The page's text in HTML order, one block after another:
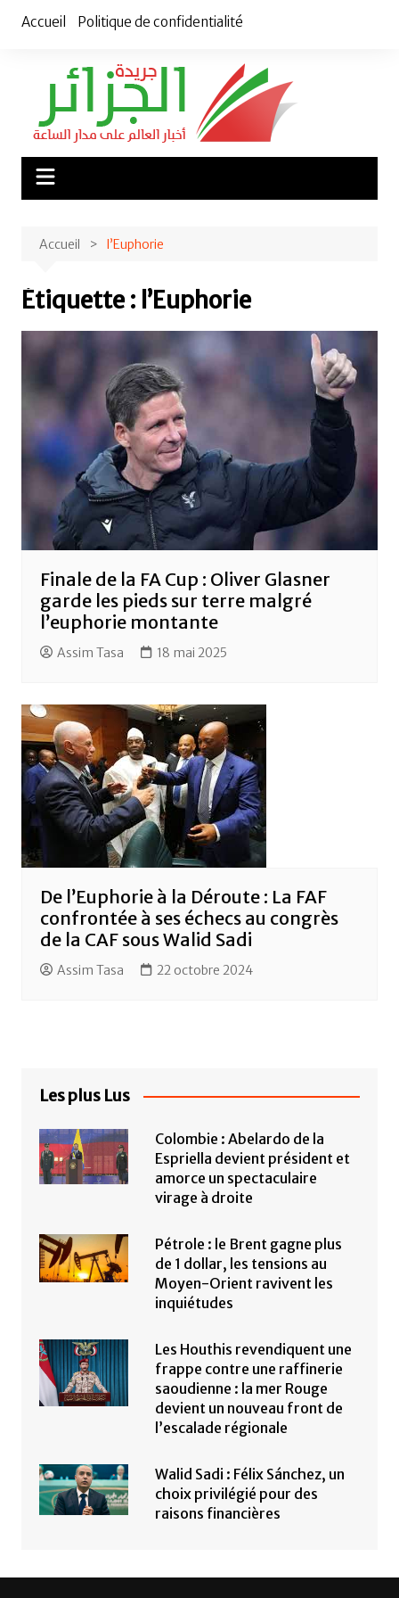
Accueil Politique de confidentialité
Accueil l’Euphorie
Étiquette : l’Euphorie
Finale de la FA Cup : Oliver Glasner
garde les pieds sur terre malgré
l’euphorie montante
Assim Tasa 18 mai 2025
De l’Euphorie à la Déroute : La FAF
confrontée à ses échecs au congrès
de la CAF sous Walid Sadi
Assim Tasa 22 octobre 2024
Les plus Lus
Colombie : Abelardo de la
Espriella devient président et
amorce un spectaculaire
virage à droite
Pétrole : le Brent gagne plus
de 1 dollar, les tensions au
Moyen-Orient ravivent les
inquiétudes
Les Houthis revendiquent une
frappe contre une raffinerie
saoudienne : la mer Rouge
devient un nouveau front de
l’escalade régionale
Walid Sadi : Félix Sánchez, un
choix privilégié pour des
raisons financières